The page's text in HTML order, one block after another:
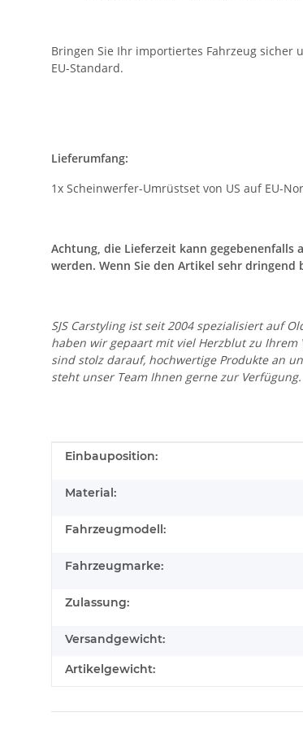
Bringen Sie Ihr importiertes Fahrzeug sicher
EU-Standard.
Lieferumfang:
1x Scheinwerfer-Umrüstset von US auf EU-
Achtung, die Lieferzeit kann gegebenenfalls
werden. Wenn Sie den Artikel sehr
SJS Carstyling ist seit 2004 spezialisiert auf
haben wir gepaart mit viel Herzblut zu
sind stolz darauf, hochwertige Produkte an
steht unser Team Ihnen gerne zur Verfügung.
Produkteigenschaft
Wert
Einbauposition:
Material:
Fahrzeugmodell:
Fahrzeugmarke:
Zulassung:
Versandgewicht:
Artikelgewicht: